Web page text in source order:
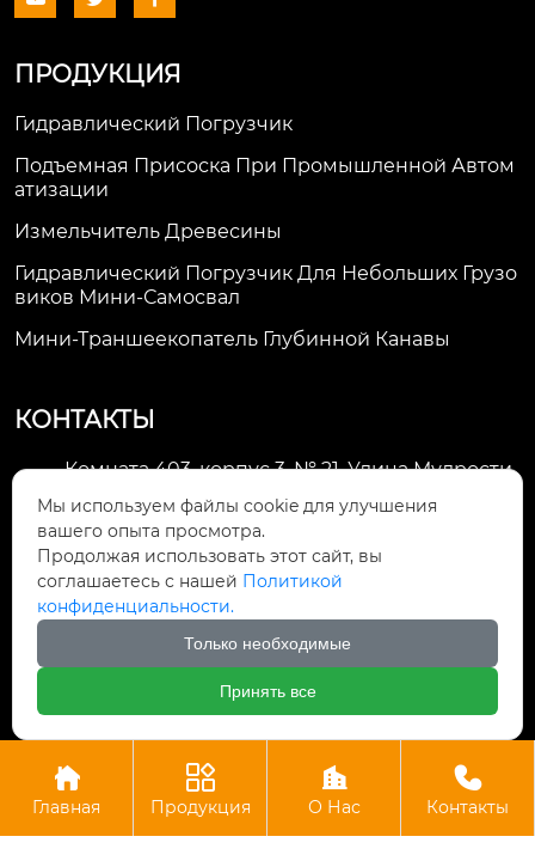
ПРОДУКЦИЯ
Гидравлический Погрузчик
Подъемная Присоска При Промышленной Автом
Атизации
Измельчитель Древесины
Гидравлический Погрузчик Для Небольших Грузо
Виков Мини-Самосвал
Мини-Траншеекопатель Глубинной Канавы
КОНТАКТЫ
Комната 403, корпус 3, № 21, Улица Мудрости,
Зона экономического развития Хуэйшань,
город Уси
li@futaogroup.com

Авторское право©ООО Импорт и экспорт Уси Футао

Главная

Продукция

О Нас

Контакты
Мы используем файлы cookie для улучшения
вашего опыта просмотра.
Продолжая использовать этот сайт, вы
соглашаетесь с нашей Политикой
конфиденциальности.
Только необходимые
Принять все